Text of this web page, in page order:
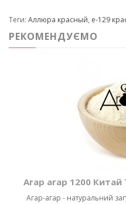
Теги: Аллюра красный, е-129
РЕКОМЕНДУЄМО
Агар агар 1200
Агар-агар - натуральний